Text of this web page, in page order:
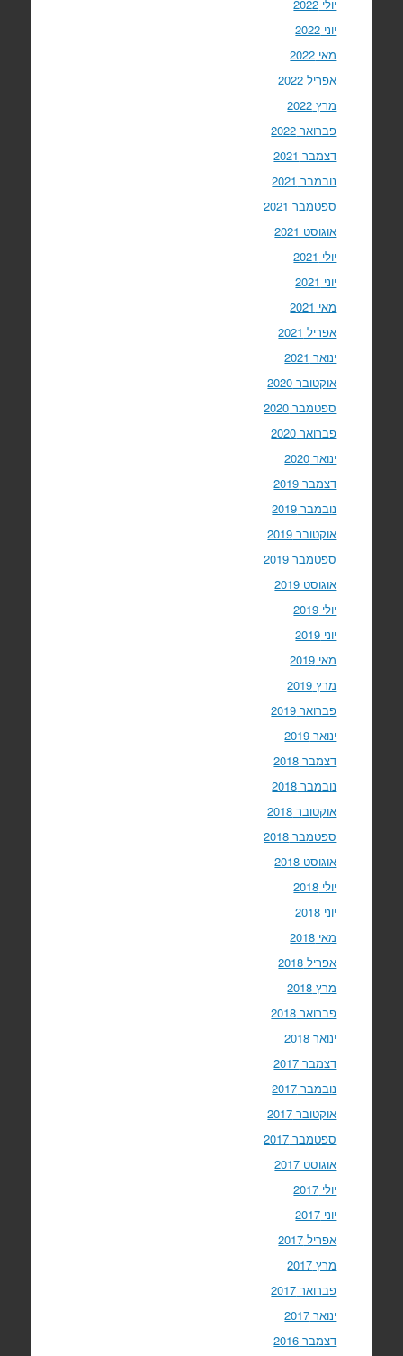
יולי 2022
יוני 2022
מאי 2022
אפריל 2022
מרץ 2022
פברואר 2022
דצמבר 2021
נובמבר 2021
ספטמבר 2021
אוגוסט 2021
יולי 2021
יוני 2021
מאי 2021
אפריל 2021
ינואר 2021
אוקטובר 2020
ספטמבר 2020
פברואר 2020
ינואר 2020
דצמבר 2019
נובמבר 2019
אוקטובר 2019
ספטמבר 2019
אוגוסט 2019
יולי 2019
יוני 2019
מאי 2019
מרץ 2019
פברואר 2019
ינואר 2019
דצמבר 2018
נובמבר 2018
אוקטובר 2018
ספטמבר 2018
אוגוסט 2018
יולי 2018
יוני 2018
מאי 2018
אפריל 2018
מרץ 2018
פברואר 2018
ינואר 2018
דצמבר 2017
נובמבר 2017
אוקטובר 2017
ספטמבר 2017
אוגוסט 2017
יולי 2017
יוני 2017
אפריל 2017
מרץ 2017
פברואר 2017
ינואר 2017
דצמבר 2016